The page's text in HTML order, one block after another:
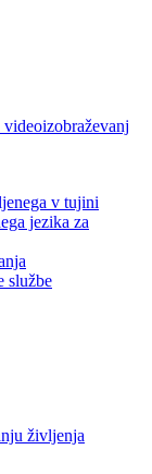
v tujini
jezika za
službe
življenja